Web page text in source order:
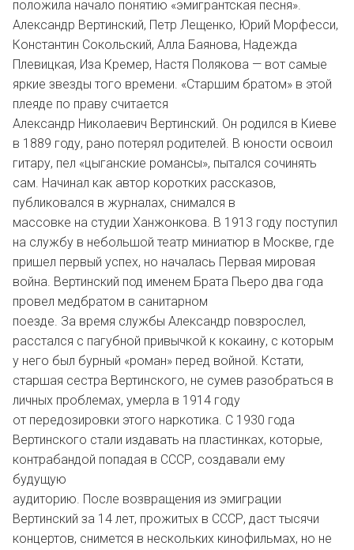
положила начало понятию «эмигрантская песня».
Александр Вертинский, Петр Лещенко, Юрий Морфесси,
Константин Сокольский, Алла Баянова, Надежда
Плевицкая, Иза Кремер, Настя Полякова — вот самые
яркие звезды того времени. «Старшим братом» в этой
плеяде по праву считается
Александр Николаевич Вертинский. Он родился в Киеве
в 1889 году, рано потерял родителей. В юности освоил
гитару, пел «цыганские романсы», пытался сочинять
сам. Начинал как автор коротких рассказов,
публиковался в журналах, снимался в
массовке на студии Ханжонкова. В 1913 году поступил
на службу в небольшой театр миниатюр в Москве, где
пришел первый успех, но началась Первая мировая
война. Вертинский под именем Брата Пьеро два года
провел медбратом в санитарном
поезде. За время службы Александр повзрослел,
расстался с пагубной привычкой к кокаину, с которым
у него был бурный «роман» перед войной. Кстати,
старшая сестра Вертинского, не сумев разобраться в
личных проблемах, умерла в 1914 году
от передозировки этого наркотика. С 1930 года
Вертинского стали издавать на пластинках, которые,
контрабандой попадая в СССР, создавали ему
будущую
аудиторию. После возвращения из эмиграции
Вертинский за 14 лет, прожитых в СССР, даст тысячи
концертов, снимется в нескольких кинофильмах, но не